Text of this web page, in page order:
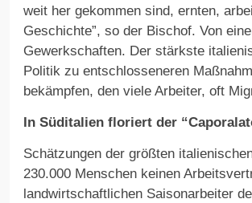
weit her gekommen sind, ernten,
Geschichte”, so der Bischof. Von
Gewerkschaften. Der stärkste
Politik zu entschlosseneren
bekämpfen, den viele Arbeiter, oft
In Süditalien floriert der
Schätzungen der größten
230.000 Menschen keinen
landwirtschaftlichen Saisonarbeiter